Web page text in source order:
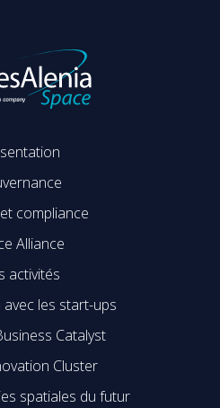
compliance
Alliance
activités
les start-ups
Catalyst
Cluster
spatiales du futur